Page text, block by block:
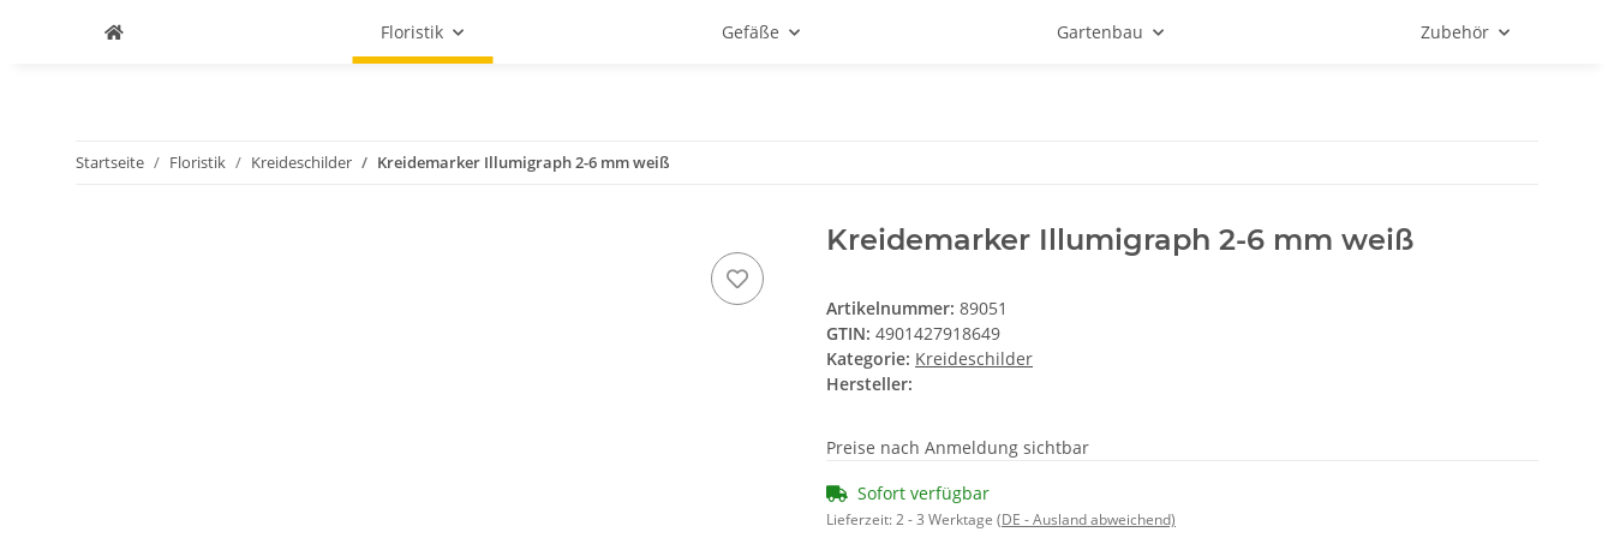
Floristik Gefäße Gartenbau Zubehör
Startseite Floristik Kreideschilder Kreidemarker Illumigraph 2-6 mm weiß
Kreidemarker Illumigraph 2-6 mm weiß
Artikelnummer: 89051
GTIN: 4901427918649
Kategorie: Kreideschilder
Hersteller:
Preise nach Anmeldung sichtbar
Sofort verfügbar
Lieferzeit:2 - 3 Werktage (DE - Ausland abweichend)